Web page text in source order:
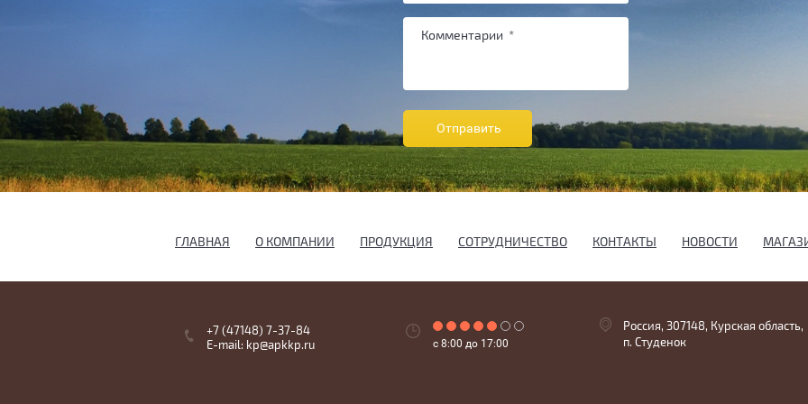
Отправить
ГЛАВНАЯ О КОМПАНИИ ПРОДУКЦИЯ СОТРУДНИЧЕСТВО КОНТАКТЫ НОВОСТИ
+7 (47148) 7-37-84
E-mail: kp@apkkp.ru
с 8:00 до 17:00
Россия, 307148, Курская область,
п. Студенок